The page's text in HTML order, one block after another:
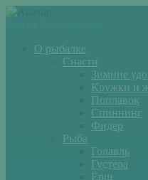
О рыбалке
Снасти
Зимние
Кружки и
Поплавок
Спиннинг
Фидер
Рыба
Голавль
Густера
Ёрш